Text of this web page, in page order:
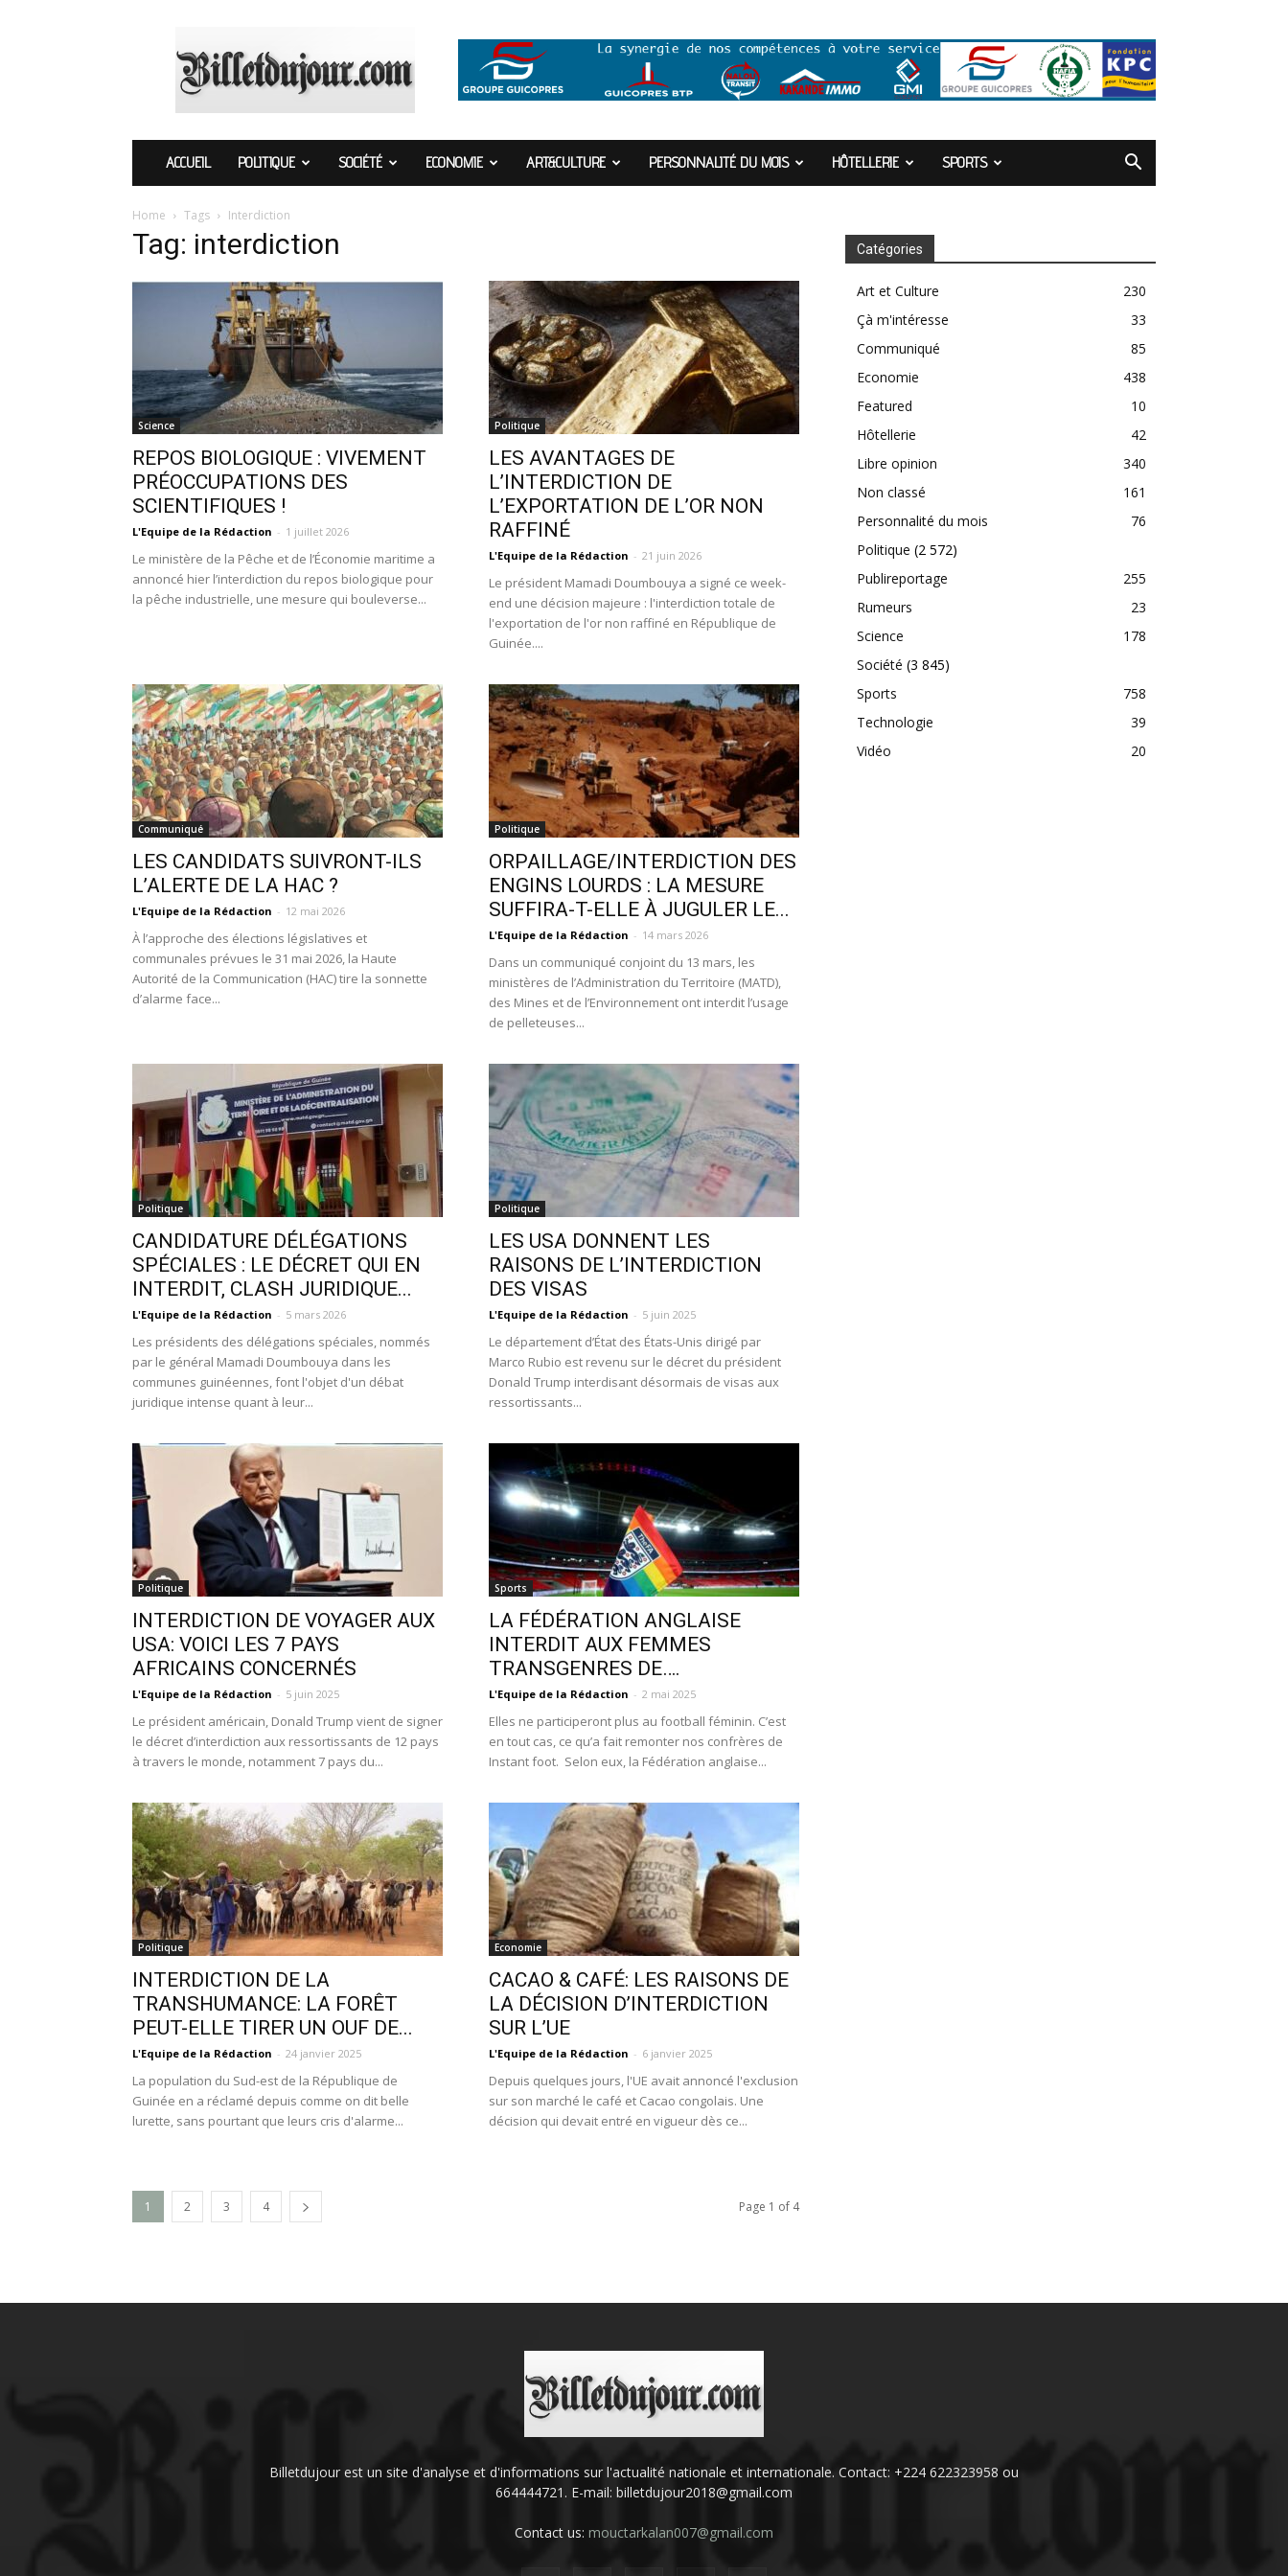
ACCUEIL POLITIQUE SOCIÉTÉ ECONOMIE ART&CULTURE PERSONNALITÉ DU MOIS HÔTELLERIE SPORTS
Home Tags Interdiction
Tag: interdiction
Science
REPOS BIOLOGIQUE : VIVEMENT
PRÉOCCUPATIONS DES
SCIENTIFIQUES !
L'Equipe de la Rédaction - 1 juillet 2026
Le ministère de la Pêche et de l’Économie maritime a
annoncé hier l’interdiction du repos biologique pour
la pêche industrielle, une mesure qui bouleverse...
Politique
LES AVANTAGES DE
L’INTERDICTION DE
L’EXPORTATION DE L’OR NON
RAFFINÉ
L'Equipe de la Rédaction - 21 juin 2026
Le président Mamadi Doumbouya a signé ce week-
end une décision majeure : l'interdiction totale de
l'exportation de l'or non raffiné en République de
Guinée....
Communiqué
LES CANDIDATS SUIVRONT-ILS
L’ALERTE DE LA HAC ?
L'Equipe de la Rédaction - 12 mai 2026
À l’approche des élections législatives et
communales prévues le 31 mai 2026, la Haute
Autorité de la Communication (HAC) tire la sonnette
d’alarme face...
Politique
ORPAILLAGE/INTERDICTION DES
ENGINS LOURDS : LA MESURE
SUFFIRA-T-ELLE À JUGULER LE...
L'Equipe de la Rédaction - 14 mars 2026
Dans un communiqué conjoint du 13 mars, les
ministères de l’Administration du Territoire (MATD),
des Mines et de l’Environnement ont interdit l’usage
de pelleteuses...
Politique
CANDIDATURE DÉLÉGATIONS
SPÉCIALES : LE DÉCRET QUI EN
INTERDIT, CLASH JURIDIQUE...
L'Equipe de la Rédaction - 5 mars 2026
Les présidents des délégations spéciales, nommés
par le général Mamadi Doumbouya dans les
communes guinéennes, font l'objet d'un débat
juridique intense quant à leur...
Politique
LES USA DONNENT LES
RAISONS DE L’INTERDICTION
DES VISAS
L'Equipe de la Rédaction - 5 juin 2025
Le département d’État des États-Unis dirigé par
Marco Rubio est revenu sur le décret du président
Donald Trump interdisant désormais de visas aux
ressortissants...
Politique
INTERDICTION DE VOYAGER AUX
USA: VOICI LES 7 PAYS
AFRICAINS CONCERNÉS
L'Equipe de la Rédaction - 5 juin 2025
Le président américain, Donald Trump vient de signer
le décret d’interdiction aux ressortissants de 12 pays
à travers le monde, notamment 7 pays du...
Sports
LA FÉDÉRATION ANGLAISE
INTERDIT AUX FEMMES
TRANSGENRES DE….
L'Equipe de la Rédaction - 2 mai 2025
Elles ne participeront plus au football féminin. C’est
en tout cas, ce qu’a fait remonter nos confrères de
Instant foot. Selon eux, la Fédération anglaise...
Politique
INTERDICTION DE LA
TRANSHUMANCE: LA FORÊT
PEUT-ELLE TIRER UN OUF DE...
L'Equipe de la Rédaction - 24 janvier 2025
La population du Sud-est de la République de
Guinée en a réclamé depuis comme on dit belle
lurette, sans pourtant que leurs cris d'alarme...
Economie
CACAO & CAFÉ: LES RAISONS DE
LA DÉCISION D’INTERDICTION
SUR L’UE
L'Equipe de la Rédaction - 6 janvier 2025
Depuis quelques jours, l'UE avait annoncé l'exclusion
sur son marché le café et Cacao congolais. Une
décision qui devait entré en vigueur dès ce...
1 2 3 4 Page 1 of 4
Catégories
Art et Culture
230
Çà m'intéresse
33
Communiqué
85
Economie
438
Featured
10
Hôtellerie
42
Libre opinion
340
Non classé
161
Personnalité du mois
76
Politique (2 572)
Publireportage
255
Rumeurs
23
Science
178
Société (3 845)
Sports
758
Technologie
39
Vidéo
20
Billetdujour est un site d'analyse et d'informations sur l'actualité nationale et internationale. Contact: +224 622323958 ou
664444721. E-mail: billetdujour2018@gmail.com
Contact us: mouctarkalan007@gmail.com